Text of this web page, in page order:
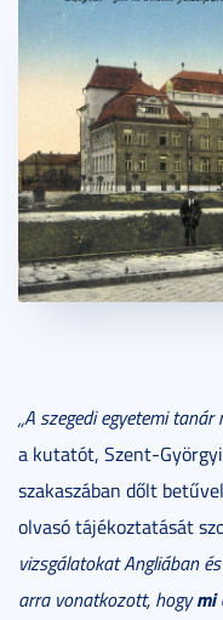
„A szegedi egyetemi tanár
a kutatót, Szent-
szakaszában dőlt
olvasó tájékoztatását
vizsgálatokat Angliában
arra vonatkozott, hogymi